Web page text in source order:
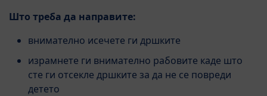
Што треба да направите:
внимателно исечете ги дршките
израмнете ги внимателно рабовите каде што
сте ги отсекле дршките за да не се повреди
детето